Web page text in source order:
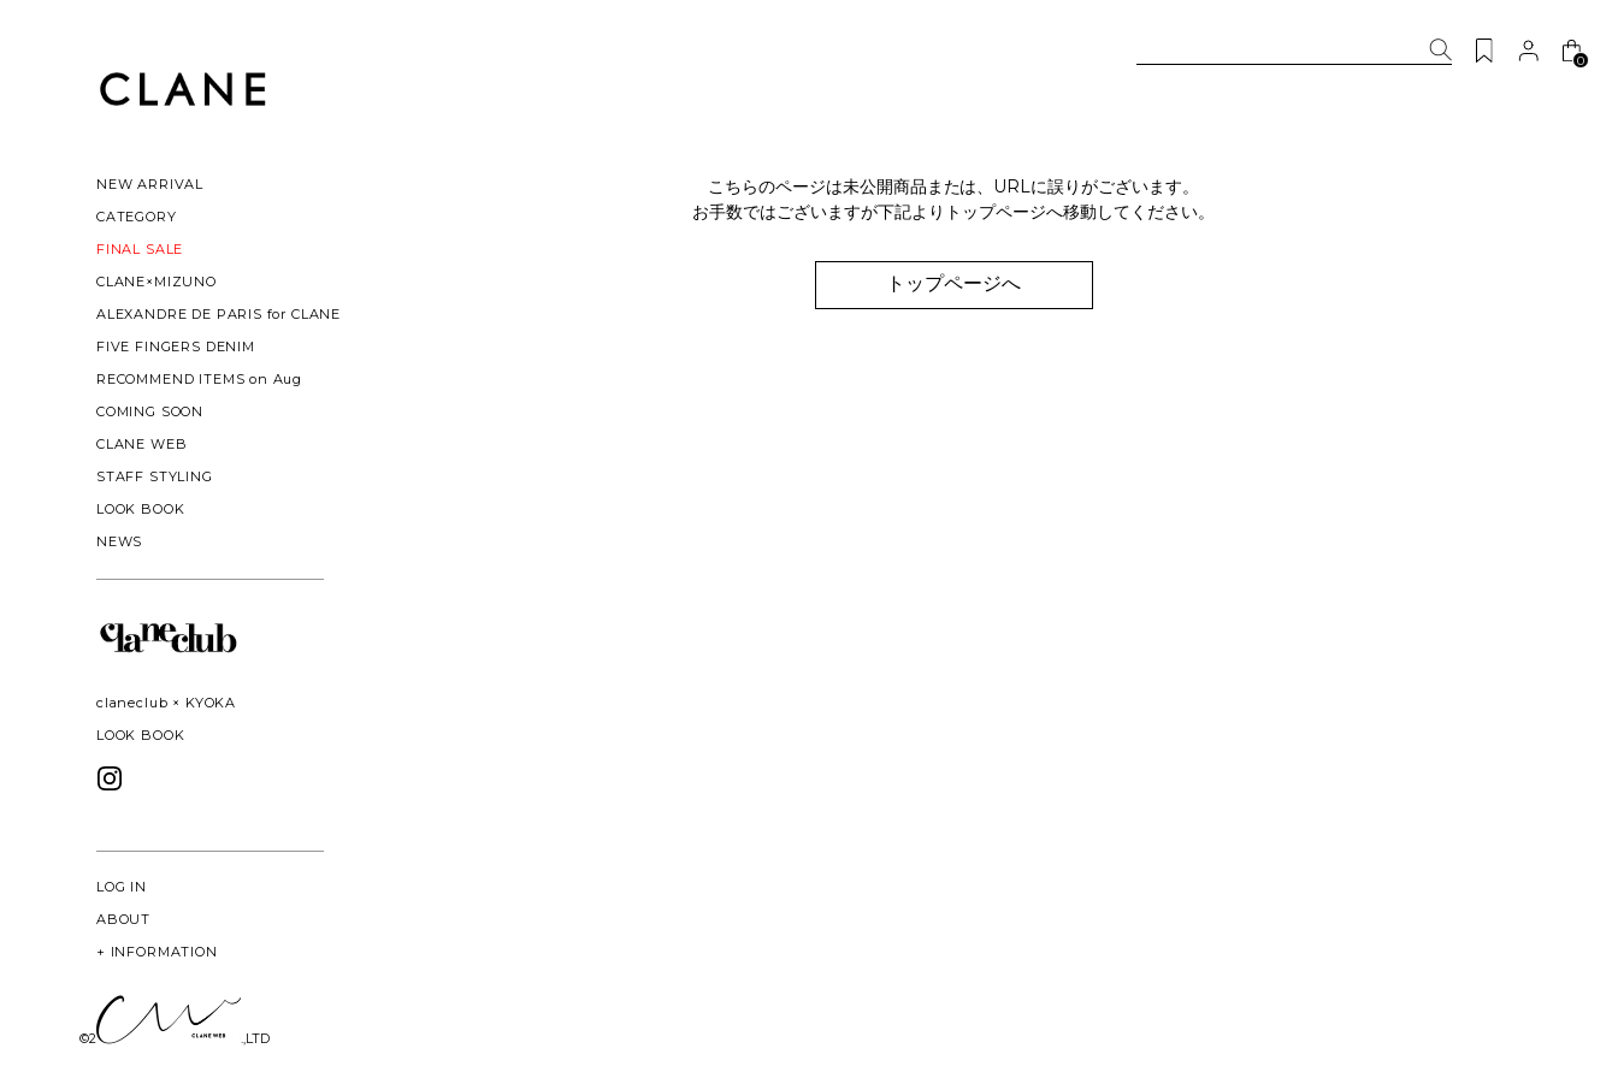
NEW ARRIVAL
CATEGORY
FINAL SALE
CLANE×MIZUNO
ALEXANDRE DE PARIS for CLANE
FIVE FINGERS DENIM
RECOMMEND ITEMS on Aug
COMING SOON
CLANE WEB
STAFF STYLING
LOOK BOOK
NEWS
claneclub × KYOKA
LOOK BOOK
LOG IN
ABOUT
+ INFORMATION
0
こちらのページは未公開商品または、URLに誤りがございます。
お手数ではございますが下記よりトップページへ移動してください。
トップページへ
©2026 CLANE DESIGN CO.,LTD